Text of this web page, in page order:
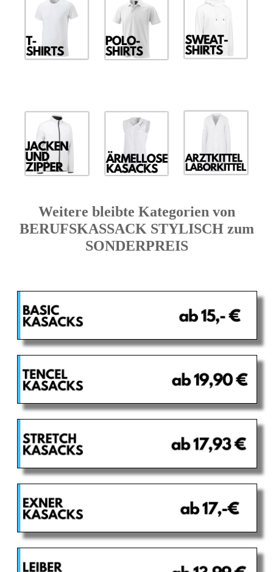
Weitere bleibte Kategorien von
BERUFSKASSACK STYLISCH zum
SONDERPREIS